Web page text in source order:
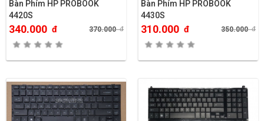
Bàn Phím HP PROBOOK
4420S
340.000 đ 370.000đ
Bàn Phím HP PROBOOK
4430S
310.000 đ 350.000đ